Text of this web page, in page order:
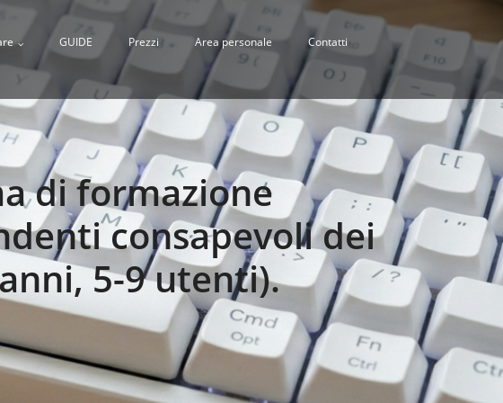
GUIDE Prezzi Area personale Contatti
di formazione
consapevoli dei
5-9 utenti).